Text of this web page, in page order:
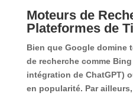
Moteurs de
Plateformes de
Bien que Google domine
de recherche comme
intégration de ChatGPT)
en popularité. Par